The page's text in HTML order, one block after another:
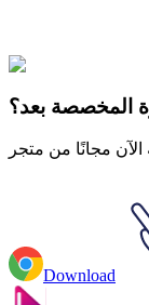
التيتانيوم
المخصصة بعد؟
Download